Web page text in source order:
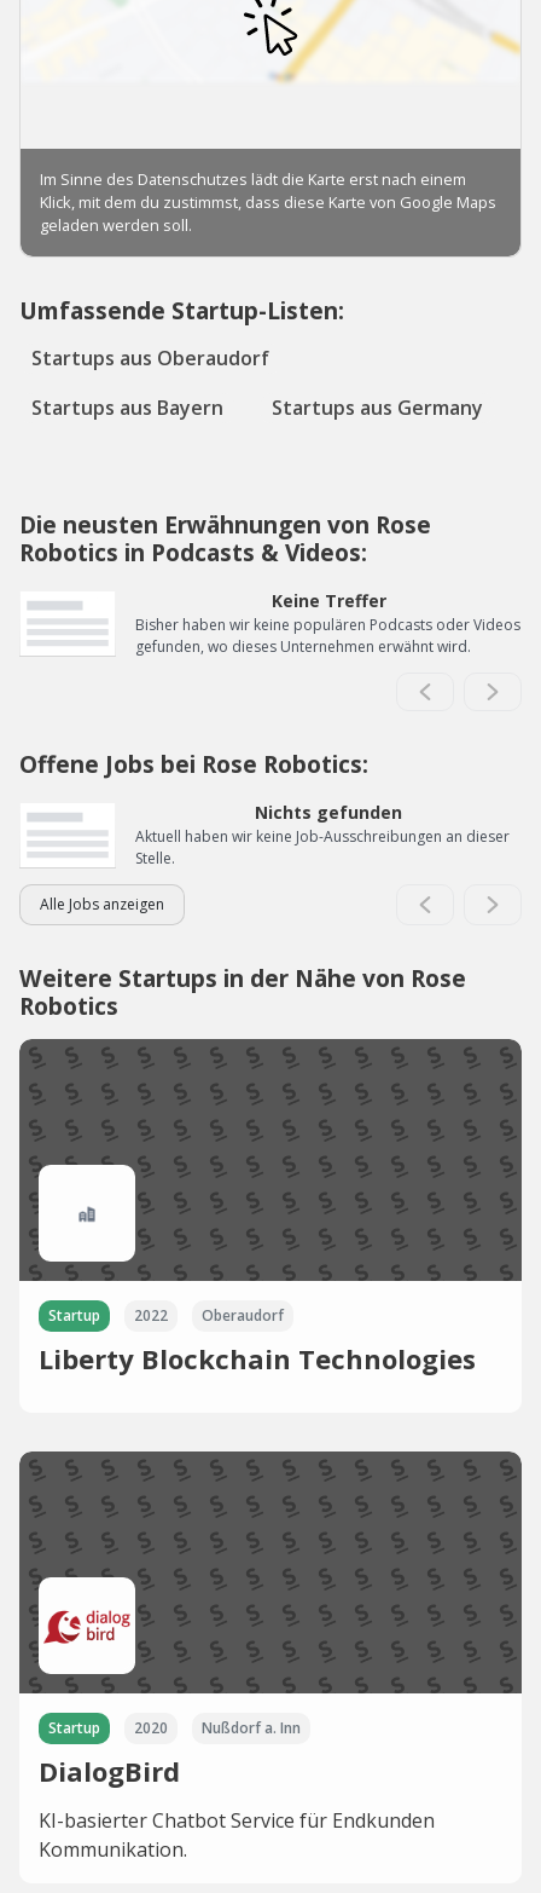
Umfassende Startup-Listen:
Startups aus Oberaudorf
Startups aus Bayern
Startups aus Germany
Die neusten Erwähnungen von Rose
Robotics in Podcasts & Videos:
Keine Treffer
Bisher haben wir keine populären Podcasts oder Videos
gefunden, wo dieses Unternehmen erwähnt wird.
Offene Jobs bei Rose Robotics:
Nichts gefunden
Aktuell haben wir keine Job-Ausschreibungen an dieser
Stelle.
Alle Jobs anzeigen
Weitere Startups in der Nähe von Rose
Robotics
Startup 2022 Oberaudorf
Liberty Blockchain Technologies
Startup 2020 Nußdorf a. Inn
DialogBird
KI-basierter Chatbot Service für Endkunden
Kommunikation.